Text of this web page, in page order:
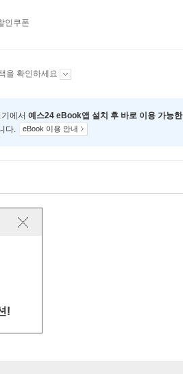
인쿠폰
을 확인하세요
에서 예스24 eBook앱 설치 후 바로 이용 가능한
다. eBook 이용 안내
!